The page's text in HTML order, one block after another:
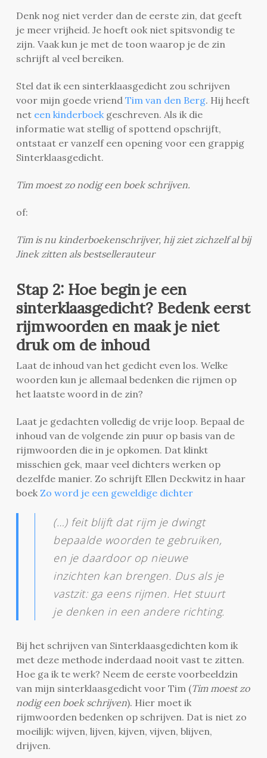
Denk nog niet verder dan de eerste zin, dat geeft
je meer vrijheid. Je hoeft ook niet spitsvondig te
zijn. Vaak kun je met de toon waarop je de zin
schrijft al veel bereiken.
Stel dat ik een sinterklaasgedicht zou schrijven
voor mijn goede vriend Tim van den Berg. Hij heeft
net een kinderboekgeschreven. Als ik die
informatie wat stellig of spottend opschrijft,
ontstaat er vanzelf een opening voor een grappig
Sinterklaasgedicht.
Tim moest zo nodig een boek schrijven.
of:
Tim is nu kinderboekenschrijver, hij ziet zichzelf al bij
Jinek zitten als bestsellerauteur
Stap 2: Hoe begin je een
sinterklaasgedicht? Bedenk eerst
rijmwoorden en maak je niet
druk om de inhoud
Laat de inhoud van het gedicht even los. Welke
woorden kun je allemaal bedenken die rijmen op
het laatste woord in de zin?
Laat je gedachten volledig de vrije loop. Bepaal de
inhoud van de volgende zin puur op basis van de
rijmwoorden die in je opkomen. Dat klinkt
misschien gek, maar veel dichters werken op
dezelfde manier. Zo schrijft Ellen Deckwitz in haar
boek Zo word je een geweldige dichter
(…) feit blijft dat rijm je dwingt
bepaalde woorden te gebruiken,
en je daardoor op nieuwe
inzichten kan brengen. Dus als je
vastzit: ga eens rijmen. Het stuurt
je denken in een andere richting.
Bij het schrijven van Sinterklaasgedichten kom ik
met deze methode inderdaad nooit vast te zitten.
Hoe ga ik te werk? Neem de eerste voorbeeldzin
van mijn sinterklaasgedicht voor Tim (Tim moest zo
nodig een boek schrijven). Hier moet ik
rijmwoorden bedenken op schrijven. Dat is niet zo
moeilijk: wijven, lijven, kijven, vijven, blijven,
drijven.